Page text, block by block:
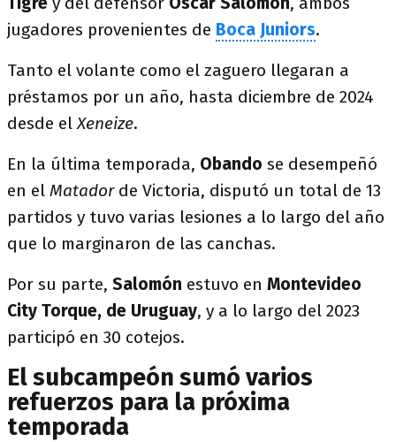
jugadores provenientes de Boca Juniors.
Tanto el volante como el zaguero llegaran a
préstamos por un año, hasta diciembre de 2024
desde elXeneize.
En la última temporada, Obando se desempeñó
en el Matadorde Victoria, disputó un total de 13
partidos y tuvo varias lesiones a lo largo del año
que lo marginaron de las canchas.
Por su parte, Salomón estuvo en Montevideo
City Torque, de Uruguay, y a lo largo del 2023
participó en 30 cotejos.
El subcampeón sumó varios
refuerzos para la próxima
temporada